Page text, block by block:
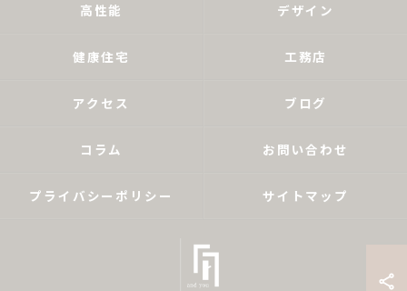
高性能 デザイン
健康住宅 工務店
アクセス ブログ
コラム お問い合わせ
プライバシーポリシー サイトマップ